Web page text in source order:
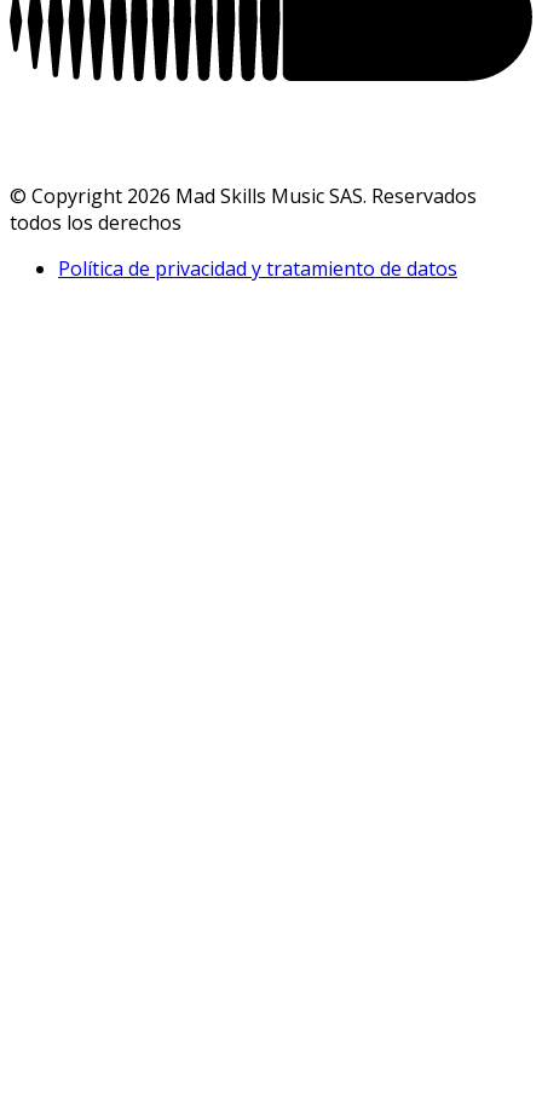
© Copyright 2026 Mad Skills Music SAS. Reservados
todos los derechos
Política de privacidad y tratamiento de datos